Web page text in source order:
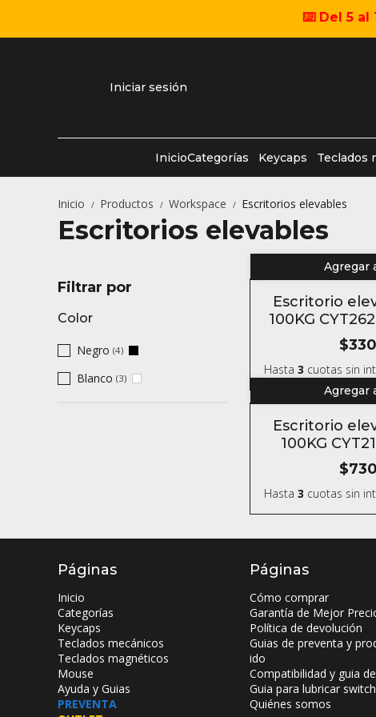
⌨️ Del 5 al
Iniciar sesión
InicioCategorías Keycaps Teclados
Inicio / Productos / Workspace / Escritorios elevables
Escritorios elevables
Filtrar por
Color
Negro (4)
Blanco (3)
Agregar
Escritorio
100KG
Hasta 3 cuotas sin
Agregar
Escritorio
100KG
Hasta 3 cuotas sin
Páginas
Inicio
Categorías
Keycaps
Teclados mecánicos
Teclados magnéticos
Mouse
Ayuda y Guias
PREVENTA
Páginas
Cómo comprar
Garantía de Mejor
Política de devolución
Guias de preventa y
ido
Compatibilidad y guia
Guia para lubricar
Quiénes somos